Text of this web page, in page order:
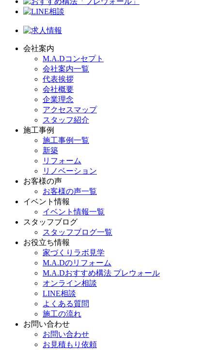
会社案内
M.A.Dコンセプト
会社案内一覧
代表挨拶
会社概要
企業理念
アクセスマップ
スタッフ紹介
施工事例
施工事例一覧
新築
リフォーム
リノベーション
お客様の声
お客様の声一覧
イベント情報
イベント情報一覧
スタッフブログ
スタッフブログ一覧
お役立ち情報
家づくりラボ見学
M.A.Dのリフォーム
M.A.Dおすすめ構法 プレウォール
オンライン相談
LINE相談
よくある質問
施工の流れ
お問い合わせ
お問い合わせ
お見積もり依頼